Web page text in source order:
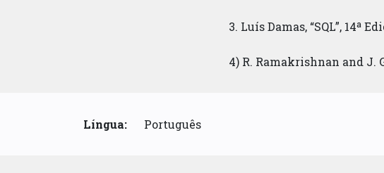
3. Luís Damas, “SQL”, 14ª
4) R. Ramakrishnan and J.
Língua: Português